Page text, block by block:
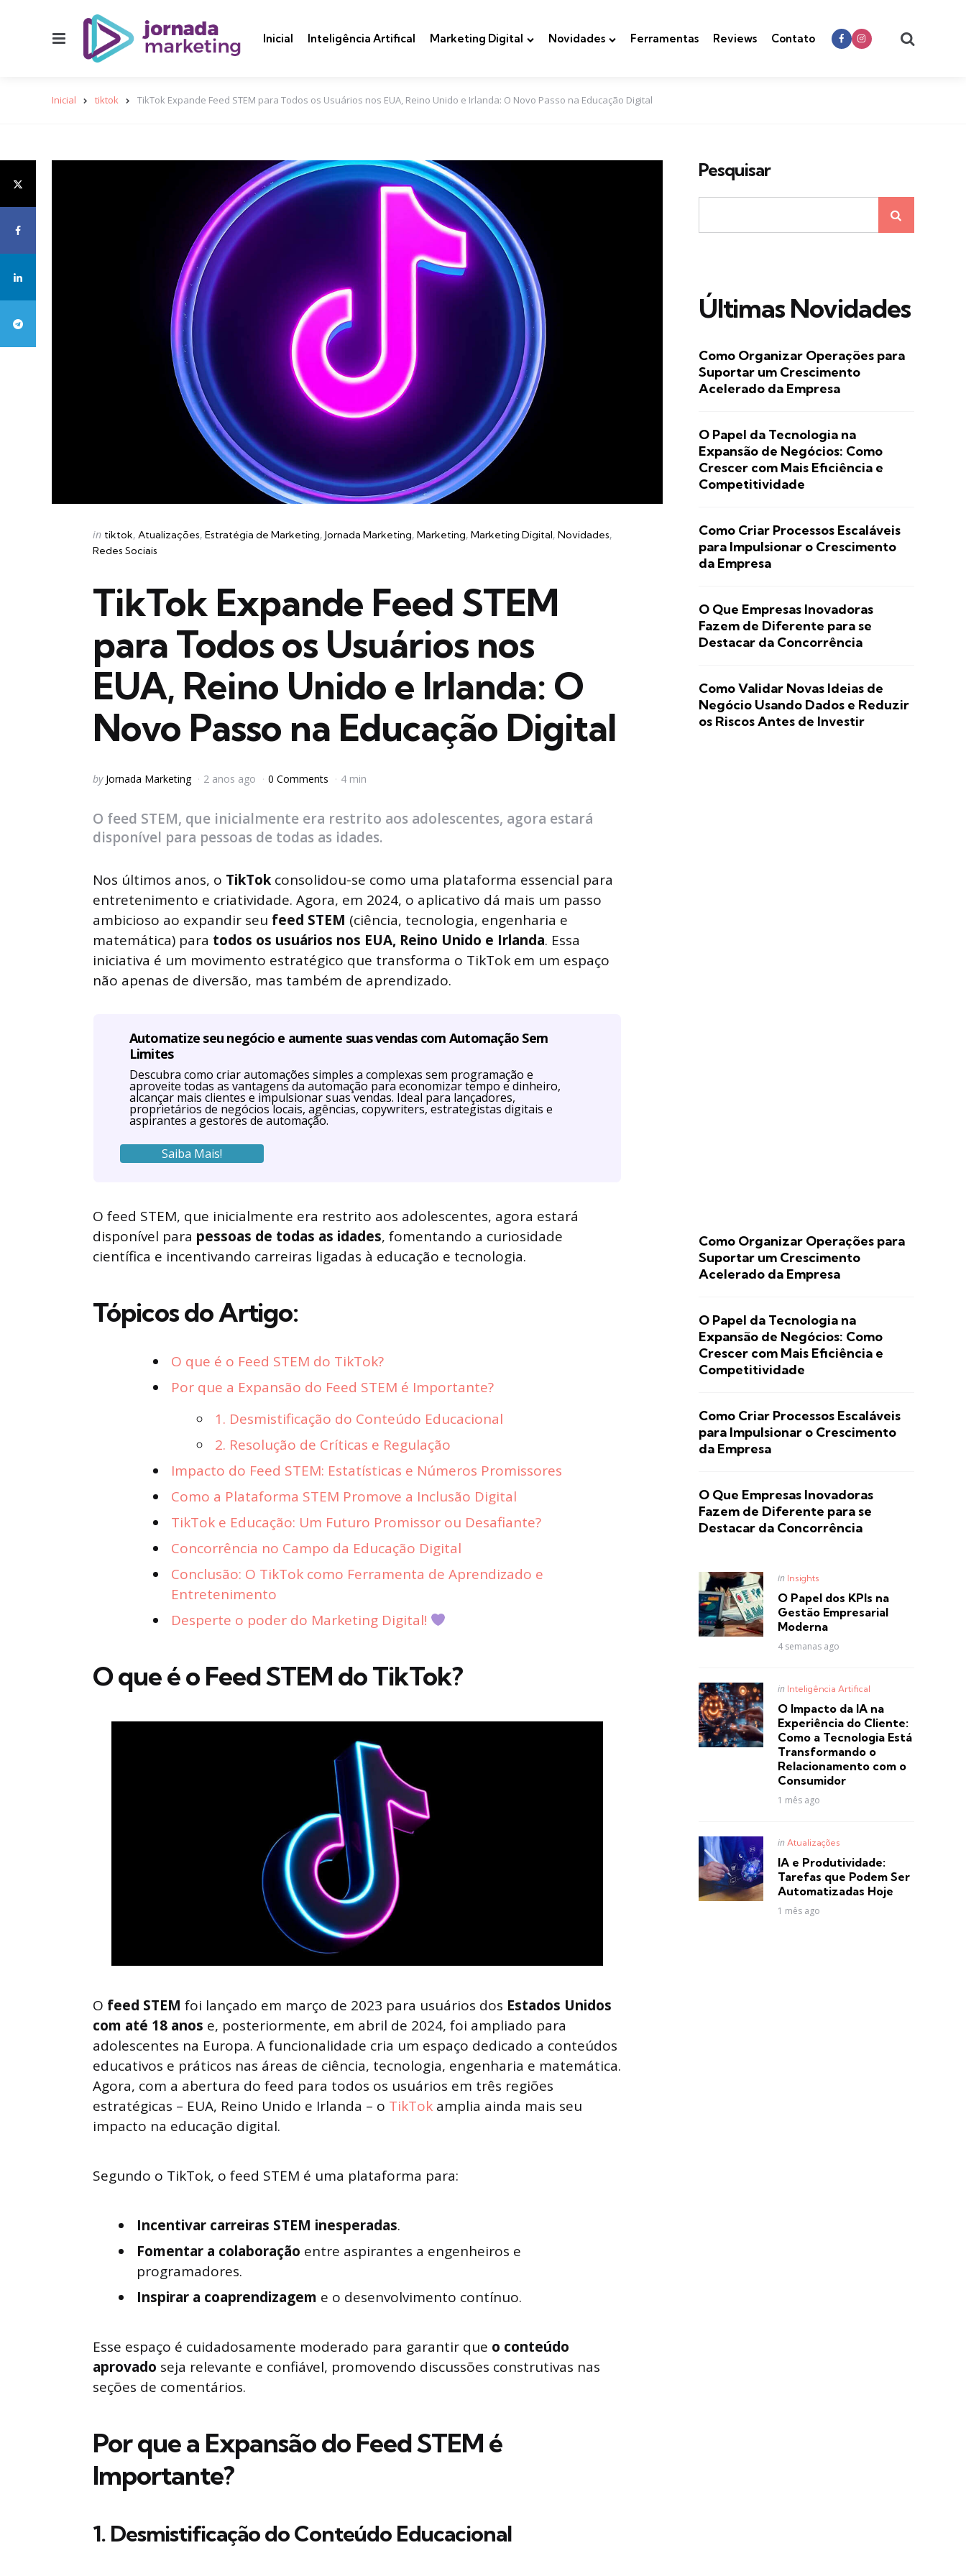
Inicial Inteligência Artifical Marketing Digital Novidades Ferramentas Reviews Contato
Inicial tiktok TikTok Expande Feed STEM para Todos os Usuários nos EUA, Reino Unido e Irlanda: O Novo Passo na Educação Digital
Categories
Posted
in
in tiktok Atualizações Estratégia de Marketing Jornada Marketing Marketing Marketing Digital Novidades
Redes Sociais
TikTok Expande Feed STEM
para Todos os Usuários nos
EUA, Reino Unido e Irlanda: O
Novo Passo na Educação Digital
Posted
by Jornada Marketing 2 anos ago 0 Comments 4 min
O feed STEM, que inicialmente era restrito aos adolescentes, agora estará
disponível para pessoas de todas as idades.
Nos últimos anos, o TikTok consolidou-se como uma plataforma essencial para
entretenimento e criatividade. Agora, em 2024, o aplicativo dá mais um passo
ambicioso ao expandir seu feed STEM (ciência, tecnologia, engenharia e
matemática) para todos os usuários nos EUA, Reino Unido e Irlanda. Essa
iniciativa é um movimento estratégico que transforma o TikTok em um espaço
não apenas de diversão, mas também de aprendizado.
Automatize seu negócio e aumente suas vendas com Automação Sem
Limites
Descubra como criar automações simples a complexas sem programação e
aproveite todas as vantagens da automação para economizar tempo e dinheiro,
alcançar mais clientes e impulsionar suas vendas. Ideal para lançadores,
proprietários de negócios locais, agências, copywriters, estrategistas digitais e
aspirantes a gestores de automação.
Saiba Mais!
O feed STEM, que inicialmente era restrito aos adolescentes, agora estará
disponível para pessoas de todas as idades, fomentando a curiosidade
científica e incentivando carreiras ligadas à educação e tecnologia.
Tópicos do Artigo:
O que é o Feed STEM do TikTok?
Por que a Expansão do Feed STEM é Importante?
1. Desmistificação do Conteúdo Educacional
2. Resolução de Críticas e Regulação
Impacto do Feed STEM: Estatísticas e Números Promissores
Como a Plataforma STEM Promove a Inclusão Digital
TikTok e Educação: Um Futuro Promissor ou Desafiante?
Concorrência no Campo da Educação Digital
Conclusão: O TikTok como Ferramenta de Aprendizado e
Entretenimento
Desperte o poder do Marketing Digital!
O que é o Feed STEM do TikTok?
O feed STEM foi lançado em março de 2023 para usuários dos Estados Unidos
com até 18 anos e, posteriormente, em abril de 2024, foi ampliado para
adolescentes na Europa. A funcionalidade cria um espaço dedicado a conteúdos
educativos e práticos nas áreas de ciência, tecnologia, engenharia e matemática.
Agora, com a abertura do feed para todos os usuários em três regiões
estratégicas – EUA, Reino Unido e Irlanda – o TikTok amplia ainda mais seu
impacto na educação digital.
Segundo o TikTok, o feed STEM é uma plataforma para:
Incentivar carreiras STEM inesperadas.
Fomentar a colaboração entre aspirantes a engenheiros e
programadores.
Inspirar a coaprendizagem e o desenvolvimento contínuo.
Esse espaço é cuidadosamente moderado para garantir que o conteúdo
aprovado seja relevante e confiável, promovendo discussões construtivas nas
seções de comentários.
Por que a Expansão do Feed STEM é
Importante?
1. Desmistificação do Conteúdo Educacional
Pesquisar
Últimas Novidades
Como Organizar Operações para
Suportar um Crescimento
Acelerado da Empresa
O Papel da Tecnologia na
Expansão de Negócios: Como
Crescer com Mais Eficiência e
Competitividade
Como Criar Processos Escaláveis
para Impulsionar o Crescimento
da Empresa
O Que Empresas Inovadoras
Fazem de Diferente para se
Destacar da Concorrência
Como Validar Novas Ideias de
Negócio Usando Dados e Reduzir
os Riscos Antes de Investir
Como Organizar Operações para
Suportar um Crescimento
Acelerado da Empresa
O Papel da Tecnologia na
Expansão de Negócios: Como
Crescer com Mais Eficiência e
Competitividade
Como Criar Processos Escaláveis
para Impulsionar o Crescimento
da Empresa
O Que Empresas Inovadoras
Fazem de Diferente para se
Destacar da Concorrência
Posted
in Insights
O Papel dos KPIs na
Gestão Empresarial
Moderna
4 semanas ago
Posted
in Inteligência Artifical
O Impacto da IA na
Experiência do Cliente:
Como a Tecnologia Está
Transformando o
Relacionamento com o
Consumidor
1 mês ago
Posted
in Atualizações
IA e Produtividade:
Tarefas que Podem Ser
Automatizadas Hoje
1 mês ago